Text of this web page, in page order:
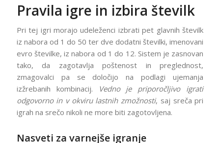
Pravila igre in izbira številk
Pri tej igri morajo udeleženci izbrati pet glavnih številk
iz nabora od 1 do 50 ter dve dodatni številki, imenovani
evro številke, iz nabora od 1 do 12. Sistem je zasnovan
tako, da zagotavlja poštenost in preglednost,
zmagovalci pa se določijo na podlagi ujemanja
izžrebanih kombinacij.
Vedno je priporočljivo igrati
odgovorno in v okviru lastnih zmožnosti, saj sreča pri
igrah na srečo nikoli ne more biti zagotovljena.
Nasveti za varnejše igranje